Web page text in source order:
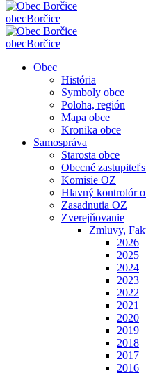
obecBorčice
obecBorčice
Obec
História
Symboly obce
Poloha, región
Mapa obce
Kronika obce
Samospráva
Starosta obce
Obecné
Komisie OZ
Hlavný kontrolór
Zasadnutia OZ
Zverejňovanie
Zmluvy,
2026
2025
2024
2023
2022
2021
2020
2019
2018
2017
2016